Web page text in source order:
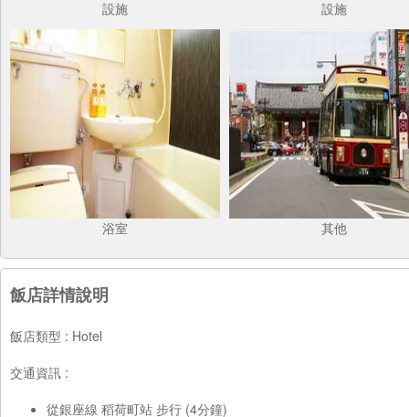
設施 設施
浴室 其他
飯店詳情說明
飯店類型 : Hotel
交通資訊 :
從銀座線 稻荷町站 步行 (4分鐘)